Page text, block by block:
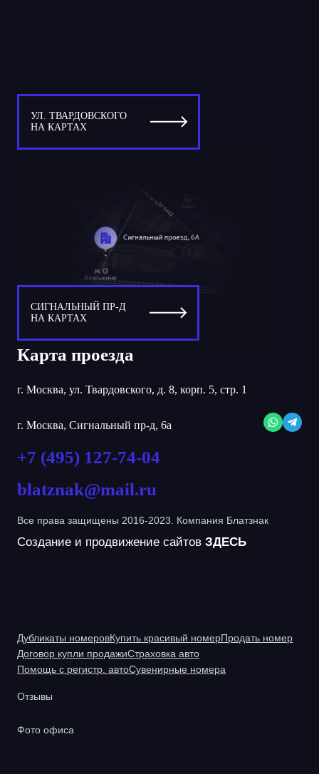
УЛ. ТВАРДОВСКОГО
НА КАРТАХ
СИГНАЛЬНЫЙ ПР-Д
НА КАРТАХ
Карта проезда
г. Москва, ул. Твардовского, д. 8, корп. 5, стр. 1
г. Москва, Сигнальный пр-д, 6а
+7 (495) 127-74-04
blatznak@mail.ru
Все права защищены 2016-2023. Компания Блатзнак
Создание и продвижение сайтов ЗДЕСЬ
Дубликаты номеровКупить красивый номерПродать номер
Договор купли продажиСтраховка авто
Помощь с регистр. автоСувенирные номера
Отзывы
Фото офиса